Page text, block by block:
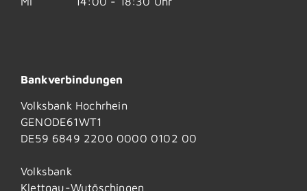
Bankverbindungen
Volksbank Hochrhein
GENODE61WT1
DE59 6849 2200 0000 0102 00
Volksbank
Klettgau-Wutöschingen